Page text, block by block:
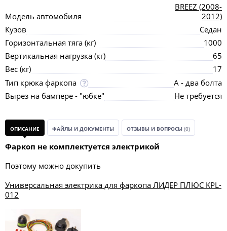
Модель автомобиля
BREEZ (2008-
2012)
Кузов
Седан
Горизонтальная тяга (кг)
1000
Вертикальная нагрузка (кг)
65
Вес (кг)
17
Тип крюка фаркопа
А - два болта
Вырез на бампере - "юбке"
Не требуется
ОПИСАНИЕ ФАЙЛЫ И ДОКУМЕНТЫ ОТЗЫВЫ И ВОПРОСЫ (0)
Фаркоп не комплектуется электрикой
Поэтому можно докупить
Универсальная электрика для фаркопа ЛИДЕР ПЛЮС KPL-
012